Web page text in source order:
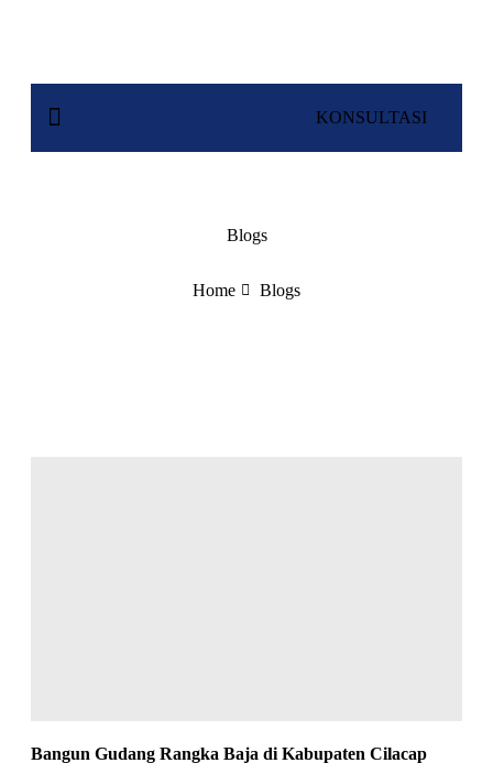
KONSULTASI
Blogs
Home Blogs
Bangun Gudang Rangka Baja di Kabupaten Cilacap